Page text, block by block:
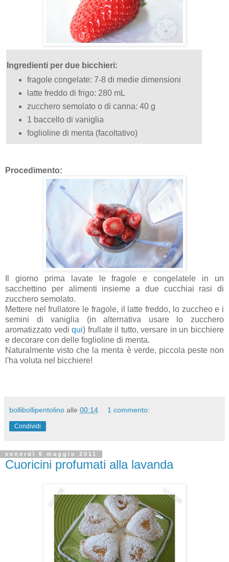
Ingredienti per due bicchieri:
fragole congelate: 7-8 di medie dimensioni
latte freddo di frigo: 280 mL
zucchero semolato o di canna: 40 g
1 baccello di vaniglia
foglioline di menta (facoltativo)
Procedimento:
Il giorno prima lavate le fragole e congelatele in un
sacchettino per alimenti insieme a due cucchiai rasi di
zucchero semolato.
Mettere nel frullatore le fragole, il latte freddo, lo zuccheo e i
semini di vaniglia (in alternativa usare lo zucchero
aromatizzato vediqui) frullate il tutto, versare in un bicchiere
e decorare con delle foglioline di menta.
Naturalmente visto che la menta è verde, piccola peste non
l'ha voluta nel bicchiere!
bollibollipentolino alle 00:14 1 commento:
Condividi
venerdì 6 maggio 2011
Cuoricini profumati alla lavanda